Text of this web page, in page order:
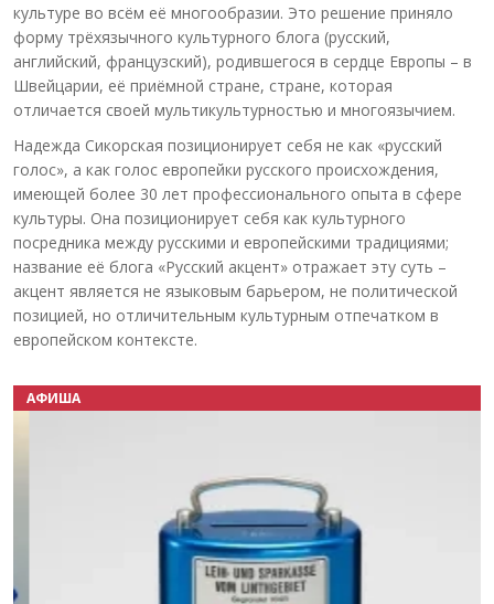
культуре во всём её многообразии. Это решение приняло
форму трёхязычного культурного блога (русский,
английский, французский), родившегося в сердце Европы – в
Швейцарии, её приёмной стране, стране, которая
отличается своей мультикультурностью и многоязычием.
Надежда Сикорская позиционирует себя не как «русский
голос», а как голос европейки русского происхождения,
имеющей более 30 лет профессионального опыта в сфере
культуры. Она позиционирует себя как культурного
посредника между русскими и европейскими традициями;
название её блога «Русский акцент» отражает эту суть –
акцент является не языковым барьером, не политической
позицией, но отличительным культурным отпечатком в
европейском контексте.
АФИША